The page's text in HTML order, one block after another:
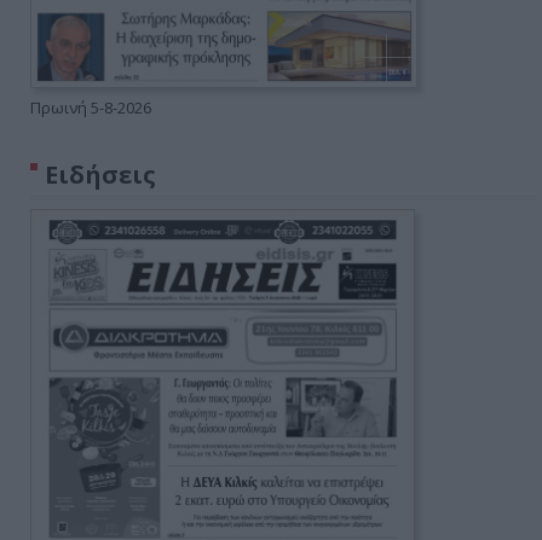
Πρωινή 5-8-2026
Ειδήσεις